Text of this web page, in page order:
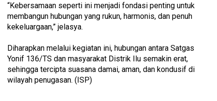
“Kebersamaan seperti ini menjadi fondasi penting untuk
membangun hubungan yang rukun, harmonis, dan penuh
kekeluargaan,” jelasya.
Diharapkan melalui kegiatan ini, hubungan antara Satgas
Yonif 136/TS dan masyarakat Distrik Ilu semakin erat,
sehingga tercipta suasana damai, aman, dan kondusif di
wilayah penugasan. (ISP)